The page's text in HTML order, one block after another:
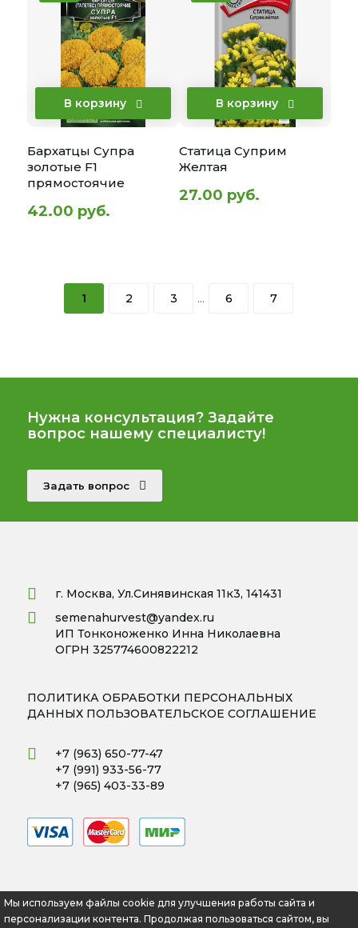
В корзину
Бархатцы Супра
золотые F1
прямостоячие
42.00 руб.
В корзину
Статица Суприм
Желтая
27.00 руб.
1 2 3 ... 6 7
Нужна консультация? Задайте
вопрос нашему специалисту!
Задать вопрос
г. Москва, Ул.Синявинская 11к3, 141431
semenahurvest@yandex.ru
ИП Тонконоженко Инна Николаевна
ОГРН 325774600822212
ПОЛИТИКА ОБРАБОТКИ ПЕРСОНАЛЬНЫХ
ДАННЫХ ПОЛЬЗОВАТЕЛЬСКОЕ СОГЛАШЕНИЕ
+7 (963) 650-77-47
+7 (991) 933-56-77
+7 (965) 403-33-89
Мы используем файлы cookie для улучшения работы сайта и
персонализации контента. Продолжая пользоваться сайтом, вы